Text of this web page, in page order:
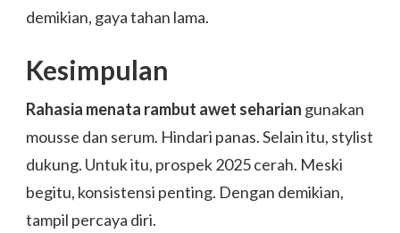
demikian, gaya tahan lama.
Kesimpulan
Rahasia menata rambut awet seharian gunakan
mousse dan serum. Hindari panas. Selain itu, stylist
dukung. Untuk itu, prospek 2025 cerah. Meski
begitu, konsistensi penting. Dengan demikian,
tampil percaya diri.